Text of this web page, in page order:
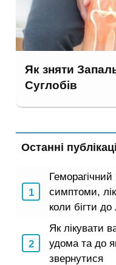
Як зняти
Суглобів
Останні
Геморагічний
симптоми,
коли бігти до
Як лікувати
удома та до
звернутися